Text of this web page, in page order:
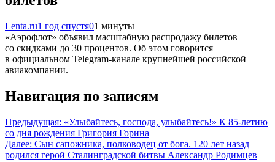
Lenta.ru1 год спустя01 минуты
«Аэрофлот» объявил масштабную распродажу билетов
со скидками до 30 процентов. Об этом говорится
в официальном Telegram-канале крупнейшей российской
авиакомпании.
Навигация по записям
Предыдущая: «Улыбайтесь, господа, улыбайтесь!» К 85-летию
со дня рождения Григория Горина
Далее: Сын сапожника, полководец от бога. 120 лет назад
родился герой Сталинградской битвы Александр Родимцев